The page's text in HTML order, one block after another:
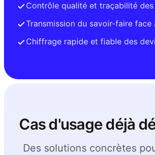
Contrôle qualité et traçabilité
Transmission du savoir-faire face
Chiffrage rapide et fiable des
Cas d'usage déjà
Des solutions concrètes